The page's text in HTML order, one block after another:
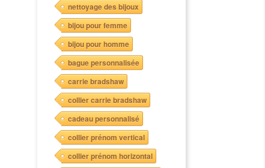
nettoyage des bijoux
bijou pour femme
bijou pour homme
bague personnalisée
carrie bradshaw
collier carrie bradshaw
cadeau personnalisé
collier prénom vertical
collier prénom horizontal